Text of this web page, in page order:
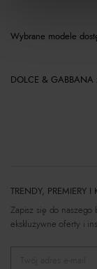
Wybrane modele
DOLCE & GABBANA
TRENDY, PREMIERY I
Zapisz się do
ekskluzywne oferty i